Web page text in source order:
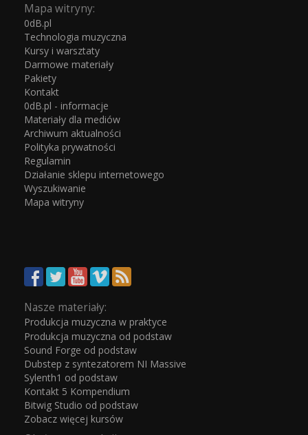
Mapa witryny:
0dB.pl
Technologia muzyczna
Kursy i warsztaty
Darmowe materiały
Pakiety
Kontakt
0dB.pl - informacje
Materiały dla mediów
Archiwum aktualności
Polityka prywatności
Regulamin
Działanie sklepu internetowego
Wyszukiwanie
Mapa witryny
Nasze materiały:
Produkcja muzyczna w praktyce
Produkcja muzyczna od podstaw
Sound Forge od podstaw
Dubstep z syntezatorem NI Massive
Sylenth1 od podstaw
Kontakt 5 Kompendium
Bitwig Studio od podstaw
Zobacz więcej kursów